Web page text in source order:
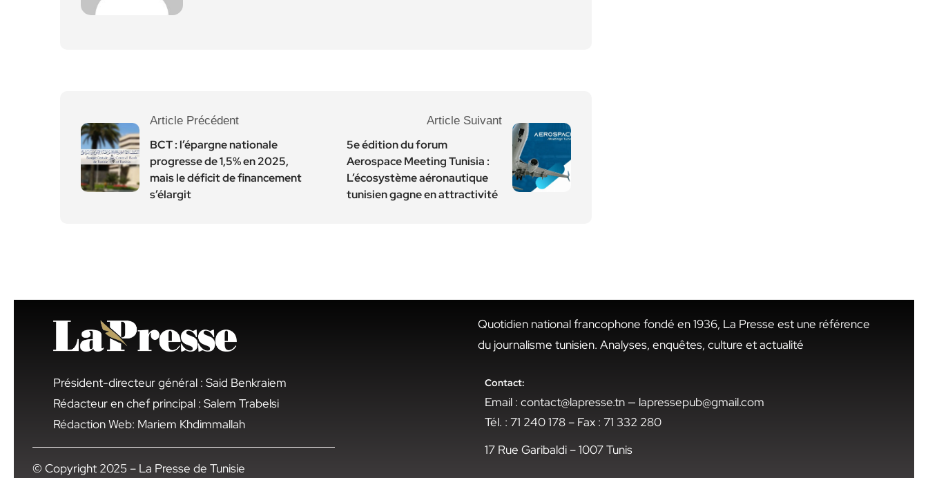
Article Précédent
BCT : l’épargne nationale
progresse de 1,5% en 2025,
mais le déficit de financement
s’élargit
Article Suivant
5e édition du forum
Aerospace Meeting Tunisia :
L’écosystème aéronautique
tunisien gagne en attractivité
Président-directeur général : Said Benkraiem
Rédacteur en chef principal : Salem Trabelsi
Rédaction Web: Mariem Khdimmallah
© Copyright 2025 – La Presse de Tunisie
Quotidien national francophone fondé en 1936, La Presse est une référence
du journalisme tunisien. Analyses, enquêtes, culture et actualité
Contact:
Email : contact@lapresse.tn — lapressepub@gmail.com
Tél. : 71 240 178 – Fax : 71 332 280
17 Rue Garibaldi – 1007 Tunis